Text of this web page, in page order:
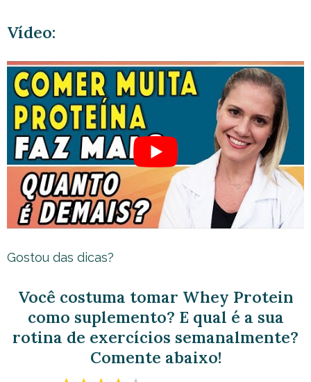
Vídeo:
Gostou das dicas?
Você costuma tomar Whey Protein
como suplemento? E qual é a sua
rotina de exercícios semanalmente?
Comente abaixo!